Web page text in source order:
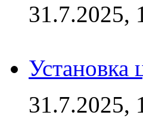
31.7.2025,
Установка
31.7.2025,